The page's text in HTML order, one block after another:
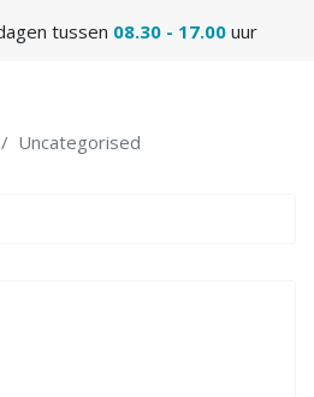
tussen 08.30 - 17.00uur
Uncategorised